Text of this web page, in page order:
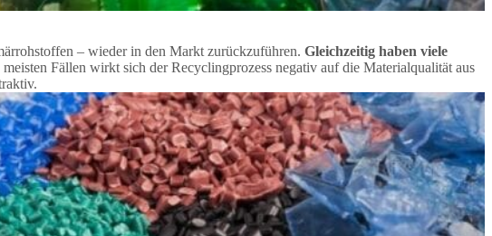
– wieder in den Markt zurückzuführen. Gleichzeitig haben viele
Fällen wirkt sich der Recyclingprozess negativ auf die Materialqualität aus